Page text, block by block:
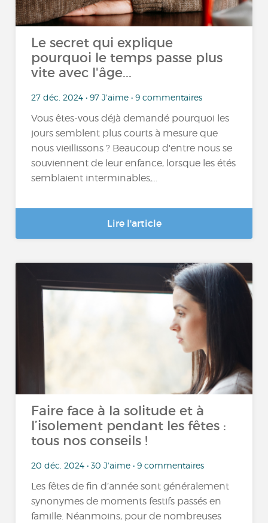
Le secret qui explique
pourquoi le temps passe plus
vite avec l'âge...
27 déc. 2024 • 97 J'aime • 9 commentaires
Vous êtes-vous déjà demandé pourquoi les
jours semblent plus courts à mesure que
nous vieillissons ? Beaucoup d'entre nous se
souviennent de leur enfance, lorsque les étés
semblaient interminables,...
Lire l'article
Faire face à la solitude et à
l’isolement pendant les fêtes :
tous nos conseils !
20 déc. 2024 • 30 J'aime • 9 commentaires
Les fêtes de fin d’année sont généralement
synonymes de moments festifs passés en
famille. Néanmoins, pour de nombreuses